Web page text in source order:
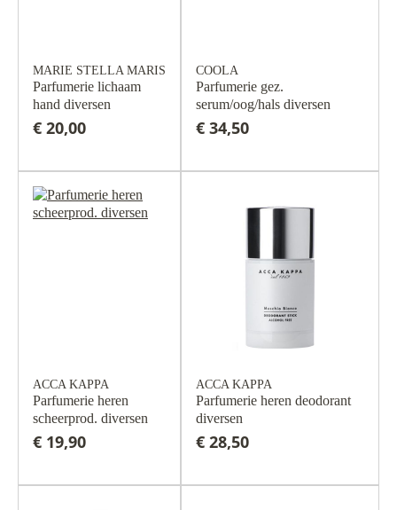
MARIE STELLA MARIS
Parfumerie lichaam
hand diversen
€ 20,00
COOLA
Parfumerie gez.
serum/oog/hals diversen
€ 34,50
ACCA KAPPA
Parfumerie heren
scheerprod. diversen
€ 19,90
ACCA KAPPA
Parfumerie heren deodorant
diversen
€ 28,50